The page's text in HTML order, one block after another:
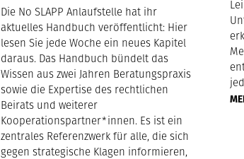
Die No SLAPP Anlaufstelle hat ihr
aktuelles Handbuch veröffentlicht: Hier
lesen Sie jede Woche ein neues Kapitel
daraus. Das Handbuch bündelt das
Wissen aus zwei Jahren Beratungspraxis
sowie die Expertise des rechtlichen
Beirats und weiterer
Kooperationspartner*innen. Es ist ein
zentrales Referenzwerk für alle, die sich
gegen strategische Klagen informieren,